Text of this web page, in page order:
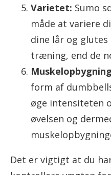
Varietet: Sumo
måde at variere
dine lår og
træning, end de
form af
øge intensiteten
øvelsen og
Det er vigtigt at du